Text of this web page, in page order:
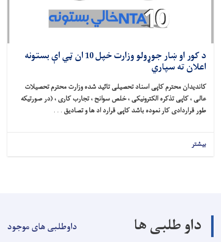
د کور او ښار جوړولو وزارت خپل 10 ان ټي اې بستونه
اعلان ته سپاري
کاندیدان محترم کاپی اسناد تحصیلی تائید شده وزارت محترم تحصیلات
عالی ، کاپی تذکره الکترونیکی ، خلص سوانح ، تجارب کاری ، (در صورتیکه
طور قراردادی کار نموده باشد کاپی قرارد اد ها و تصادیق . . .
بیشتر
داو طلبی ها داوطلبی های موجود